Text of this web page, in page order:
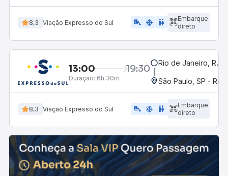
8,3 Viação Expresso do Sul airline_seat_legroom_extra ac_unit WC
Embarque
direto
13:00 19:30
Duração: 6h 30m
Rio de Janeiro, RJ -
São Paulo, SP -
8,3 Viação Expresso do Sul airline_seat_legroom_extra ac_unit wc
Embarque
direto